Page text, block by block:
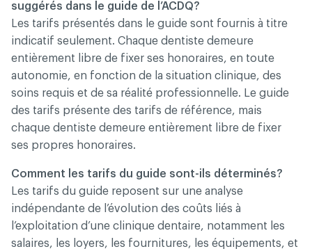
suggérés dans le guide de l’ACDQ?
Les tarifs présentés dans le guide sont fournis à titre
indicatif seulement. Chaque dentiste demeure
entièrement libre de fixer ses honoraires, en toute
autonomie, en fonction de la situation clinique, des
soins requis et de sa réalité professionnelle. Le guide
des tarifs présente des tarifs de référence, mais
chaque dentiste demeure entièrement libre de fixer
ses propres honoraires.
Comment les tarifs du guide sont-ils déterminés?
Les tarifs du guide reposent sur une analyse
indépendante de l’évolution des coûts liés à
l’exploitation d’une clinique dentaire, notamment les
salaires, les loyers, les fournitures, les équipements, et